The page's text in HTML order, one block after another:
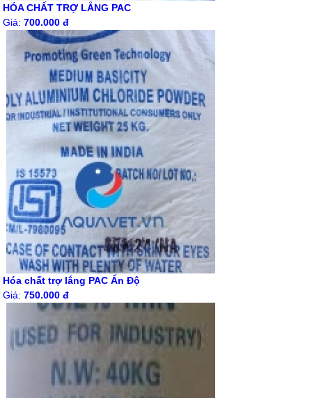
HÓA CHẤT TRỢ LẮNG PAC
Giá:700.000 đ
Hóa chất trợ lắng PAC Ấn Độ
Giá:750.000 đ